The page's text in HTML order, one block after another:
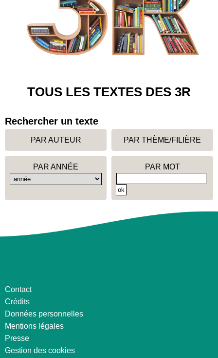
TOUS LES TEXTES DES 3R
Rechercher un texte
PAR AUTEUR PAR THÈME/FILIÈRE
PAR ANNÉE PAR MOT
Contact
Crédits
Données personnelles
Mentions légales
Presse
Gestion des cookies